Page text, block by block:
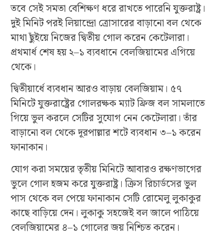
তবে সেই সমতা বেশিক্ষণ ধরে রাখতে পারেনি যুক্তরাষ্ট্র।
দুই মিনিট পরই লিয়ান্দ্রো ত্রোসারের বাড়ানো বল থেকে
মাথা ছুঁইয়ে নিজের দ্বিতীয় গোল করেন কেটেলারা।
প্রথমার্ধ শেষ হয় ২–১ ব্যবধানে বেলজিয়ামের এগিয়ে
থেকে।
দ্বিতীয়ার্ধে ব্যবধান আরও বাড়ায় বেলজিয়াম। ৫৭
মিনিটে যুক্তরাষ্ট্রের গোলরক্ষক ম্যাট ফ্রিজ বল সামলাতে
গিয়ে ভুল করলে সেটির সুযোগ নেন কেটেলারা। তাঁর
বাড়ানো বল থেকে দূরপাল্লার শটে ব্যবধান ৩–১ করেন
ফানাকান।
যোগ করা সময়ের তৃতীয় মিনিটে আবারও রক্ষণভাগের
ভুলে গোল হজম করে যুক্তরাষ্ট্র। ক্রিস রিচার্ডসের ভুল
পাস থেকে বল পেয়ে ফানাকান সেটি রোমেলু লুকাকুর
কাছে বাড়িয়ে দেন। লুকাকু সহজেই বল জালে পাঠিয়ে
বেলজিয়ামের ৪–১ গোলের জয় নিশ্চিত করেন।